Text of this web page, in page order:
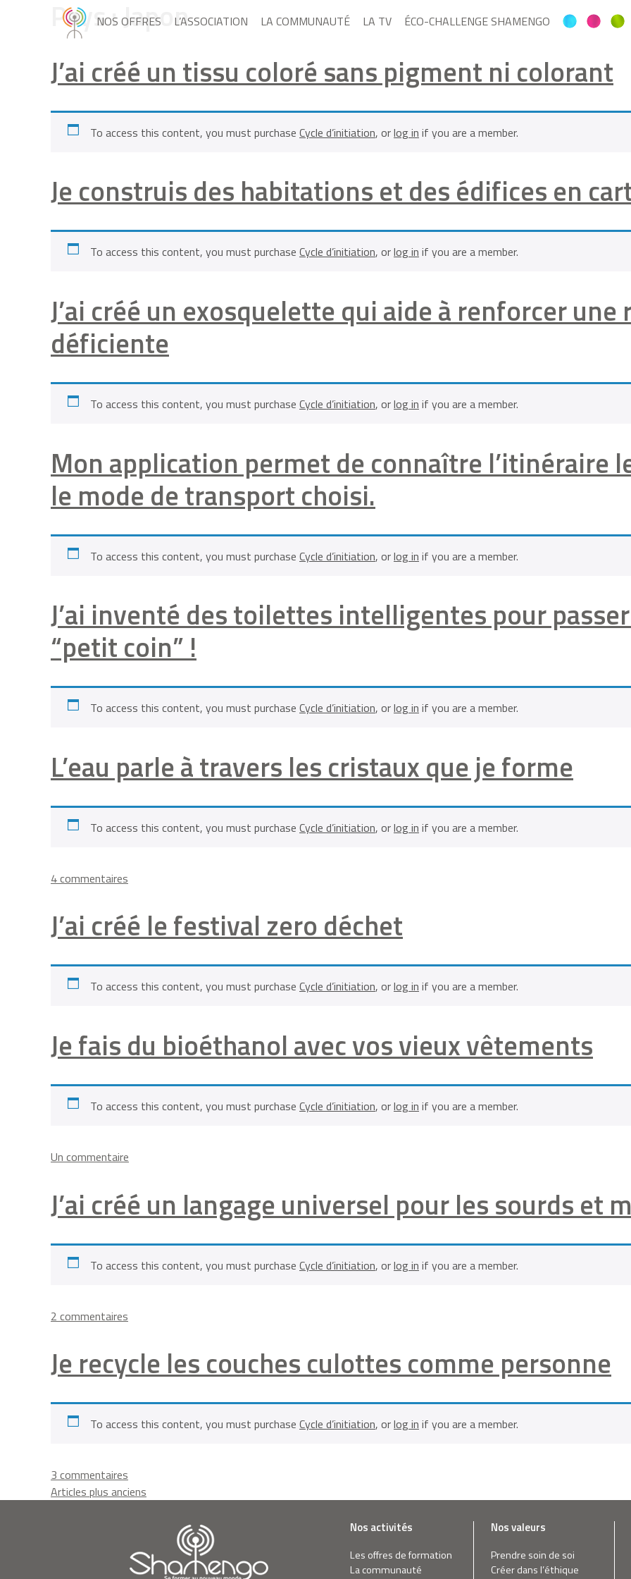
NOS OFFRES L’ASSOCIATION LA COMMUNAUTÉ LA TV ÉCO-CHALLENGE SHAMENGO
Pays :Japon
J’ai créé un tissu coloré sans pigment ni colorant
To access this content, you must purchase Cycle d’initiation, orlog in if you are a member.
Je construis des habitations et des édifices en
To access this content, you must purchase Cycle d’initiation, orlog in if you are a member.
J’ai créé un exosquelette qui aide à renforcer
déficiente
To access this content, you must purchase Cycle d’initiation, orlog in if you are a member.
Mon application permet de connaître l’itinéraire
le mode de transport choisi.
To access this content, you must purchase Cycle d’initiation, orlog in if you are a member.
J’ai inventé des toilettes intelligentes pour
“petit coin” !
To access this content, you must purchase Cycle d’initiation, orlog in if you are a member.
L’eau parle à travers les cristaux que je forme
To access this content, you must purchase Cycle d’initiation, orlog in if you are a member.
4 commentaires
parle
à
les
cristaux
que
J’ai créé le festival zero déchet
To access this content, you must purchase Cycle d’initiation, orlog in if you are a member.
Je fais du bioéthanol avec vos vieux vêtements
To access this content, you must purchase Cycle d’initiation, orlog in if you are a member.
Un commentaire
fais
du
bioéthanol
avec
vos
vieux
J’ai créé un langage universel pour les sourds et
To access this content, you must purchase Cycle d’initiation, orlog in if you are a member.
2 commentaires
un
universel
pour
les
muets
Je recycle les couches culottes comme personne
To access this content, you must purchase Cycle d’initiation, orlog in if you are a member.
3 commentaires
Je
culottes
Navigation
articles
Articles plus anciens
Nos activités
Les offres de formation
La communauté
Nos valeurs
Prendre soin de soi
Créer dans l’éthique